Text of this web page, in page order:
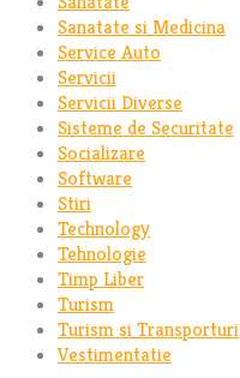
Sanatate si Medicina
Service Auto
Servicii
Servicii Diverse
Sisteme de Securitate
Socializare
Software
Stiri
Technology
Tehnologie
Timp Liber
Turism
Turism si Transporturi
Vestimentatie